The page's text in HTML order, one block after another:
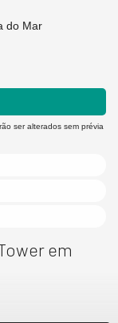
do Mar
ser alterados sem prévia
em